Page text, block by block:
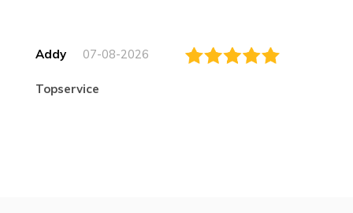
Addy 07-08-2026
topservice